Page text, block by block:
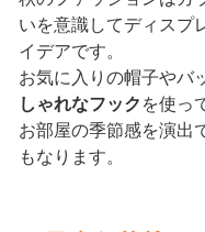
いを意識してディスプ
イデアです。
お気に入りの帽子やバ
しゃれなフック を使っ
お部屋の季節感を演出
もなります。